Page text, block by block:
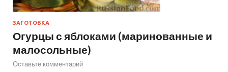
ЗАГОТОВКА
Огурцы с яблоками (маринованные и
малосольные)
Оставьте комментарий